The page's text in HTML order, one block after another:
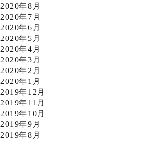
2020年8月
2020年7月
2020年6月
2020年5月
2020年4月
2020年3月
2020年2月
2020年1月
2019年12月
2019年11月
2019年10月
2019年9月
2019年8月